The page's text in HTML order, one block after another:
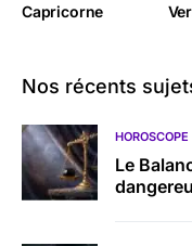
Capricorne
Nos récents
HOROSCOPE
Le